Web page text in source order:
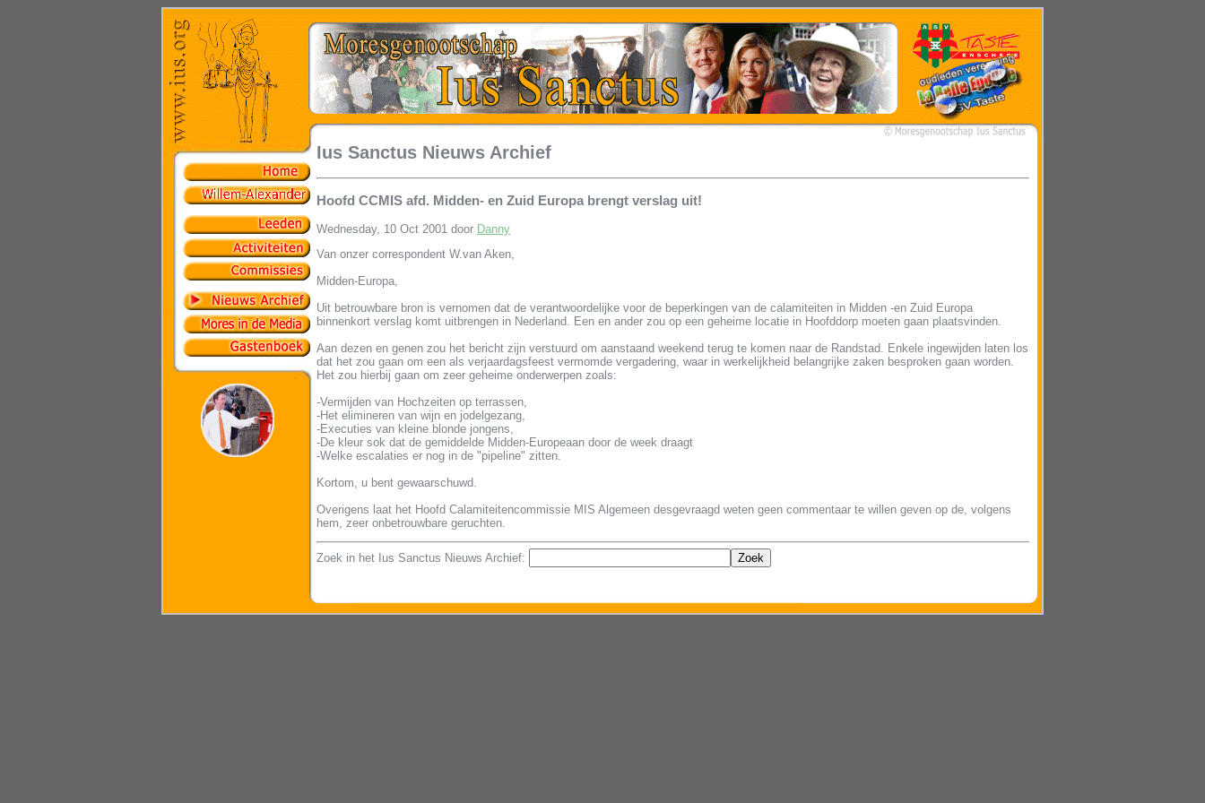
Ius Sanctus Nieuws Archief
Hoofd CCMIS afd. Midden- en Zuid Europa brengt verslag uit!
Wednesday, 10 Oct 2001 door Danny
Van onzer correspondent W.van Aken,
Midden-Europa,
Uit betrouwbare bron is vernomen dat de verantwoordelijke voor de beperkingen van de calamiteiten in Midden -en Zuid Europa
binnenkort verslag komt uitbrengen in Nederland. Een en ander zou op een geheime locatie in Hoofddorp moeten gaan plaatsvinden.
Aan dezen en genen zou het bericht zijn verstuurd om aanstaand weekend terug te komen naar de Randstad. Enkele ingewijden laten los
dat het zou gaan om een als verjaardagsfeest vermomde vergadering, waar in werkelijkheid belangrijke zaken besproken gaan worden.
Het zou hierbij gaan om zeer geheime onderwerpen zoals:
-Vermijden van Hochzeiten op terrassen,
-Het elimineren van wijn en jodelgezang,
-Executies van kleine blonde jongens,
-De kleur sok dat de gemiddelde Midden-Europeaan door de week draagt
-Welke escalaties er nog in de "pipeline" zitten.
Kortom, u bent gewaarschuwd.
Overigens laat het Hoofd Calamiteitencommissie MIS Algemeen desgevraagd weten geen commentaar te willen geven op de, volgens
hem, zeer onbetrouwbare geruchten.
Zoek in het Ius Sanctus Nieuws Archief: